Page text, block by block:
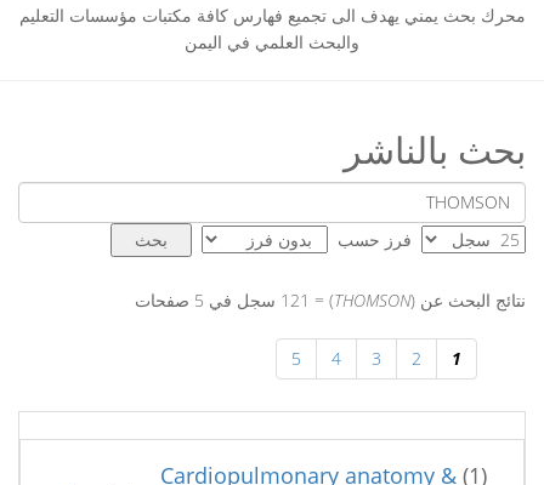
محرك بحث يمني يهدف الى تجميع فهارس كافة مكتبات مؤسسات التعليم
والبحث العلمي في اليمن
بحث بالناشر
فرز حسب
نتائج البحث عن (THOMSON) = 121 سجل في 5 صفحات
5 4 3 2 1
(1)
Cardiopulmonary anatomy &